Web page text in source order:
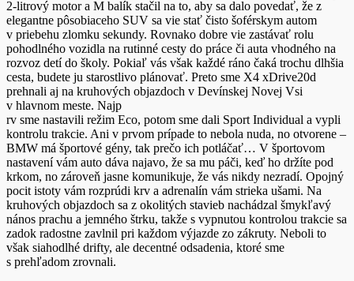
2-litrový motor a M balík stačil na to, aby sa dalo povedať, že z
elegantne pôsobiaceho SUV sa vie stať čisto šoférskym autom
v priebehu zlomku sekundy. Rovnako dobre vie zastávať rolu
pohodlného vozidla na rutinné cesty do práce či auta vhodného na
rozvoz detí do školy. Pokiaľ vás však každé ráno čaká trochu dlhšia
cesta, budete ju starostlivo plánovať. Preto sme X4 xDrive20d
prehnali aj na kruhových objazdoch v Devínskej Novej Vsi
v hlavnom meste. Najp
rv sme nastavili režim Eco, potom sme dali Sport Individual a vypli
kontrolu trakcie. Ani v prvom prípade to nebola nuda, no otvorene –
BMW má športové gény, tak prečo ich potláčať… V športovom
nastavení vám auto dáva najavo, že sa mu páči, keď ho držíte pod
krkom, no zároveň jasne komunikuje, že vás nikdy nezradí. Opojný
pocit istoty vám rozprúdi krv a adrenalín vám strieka ušami. Na
kruhových objazdoch sa z okolitých stavieb nachádzal šmykľavý
nános prachu a jemného štrku, takže s vypnutou kontrolou trakcie sa
zadok radostne zavlnil pri každom výjazde zo zákruty. Neboli to
však siahodlhé drifty, ale decentné odsadenia, ktoré sme
s prehľadom zrovnali.